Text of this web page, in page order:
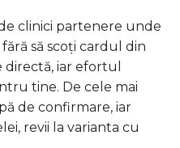
clinici partenere unde
să scoți cardul din
iar efortul
tine. De cele mai
de confirmare, iar
revii la varianta cu